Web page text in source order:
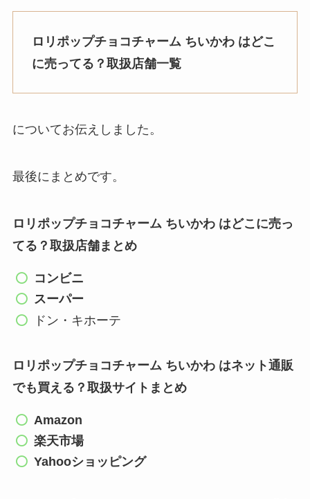
ロリポップチョコチャーム ちいかわ はどこ
に売ってる？取扱店舗一覧
についてお伝えしました。
最後にまとめです。
ロリポップチョコチャーム ちいかわ はどこに売っ
てる？取扱店舗まとめ
コンビニ
スーパー
ドン・キホーテ
ロリポップチョコチャーム ちいかわ はネット通販
でも買える？取扱サイトまとめ
Amazon
楽天市場
Yahooショッピング